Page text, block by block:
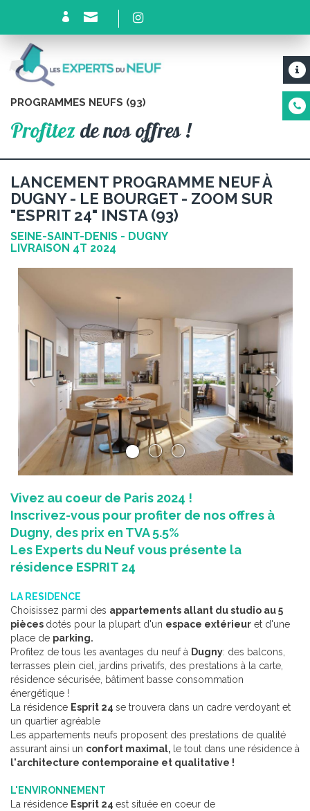
PROGRAMMES NEUFS (93)
Profitezde nos offres !
LANCEMENT PROGRAMME NEUF À
DUGNY - LE BOURGET - ZOOM SUR
"ESPRIT 24" INSTA (93)
SEINE-SAINT-DENIS - DUGNY
LIVRAISON 4T 2024
Précédent
Vivez au coeur de Paris 2024 !
Inscrivez-vous pour profiter de nos offres à
Dugny, des prix en TVA 5.5%
Les Experts du Neuf vous présente la
résidence ESPRIT 24
LA RESIDENCE
Choisissez parmi des appartements allant du studio au 5
pièces dotés pour la plupart d'un espace extérieur et d'une
place de parking.
Profitez de tous les avantages du neuf à Dugny: des balcons,
terrasses plein ciel, jardins privatifs, des prestations à la carte,
résidence sécurisée, bâtiment basse consommation
énergétique !
La résidence Esprit 24 se trouvera dans un cadre verdoyant et
un quartier agréable
Les appartements neufs proposent des prestations de qualité
assurant ainsi un confort maximal, le tout dans une résidence à
l'architecture contemporaine et qualitative !
L'ENVIRONNEMENT
La résidence Esprit 24 est située en coeur de